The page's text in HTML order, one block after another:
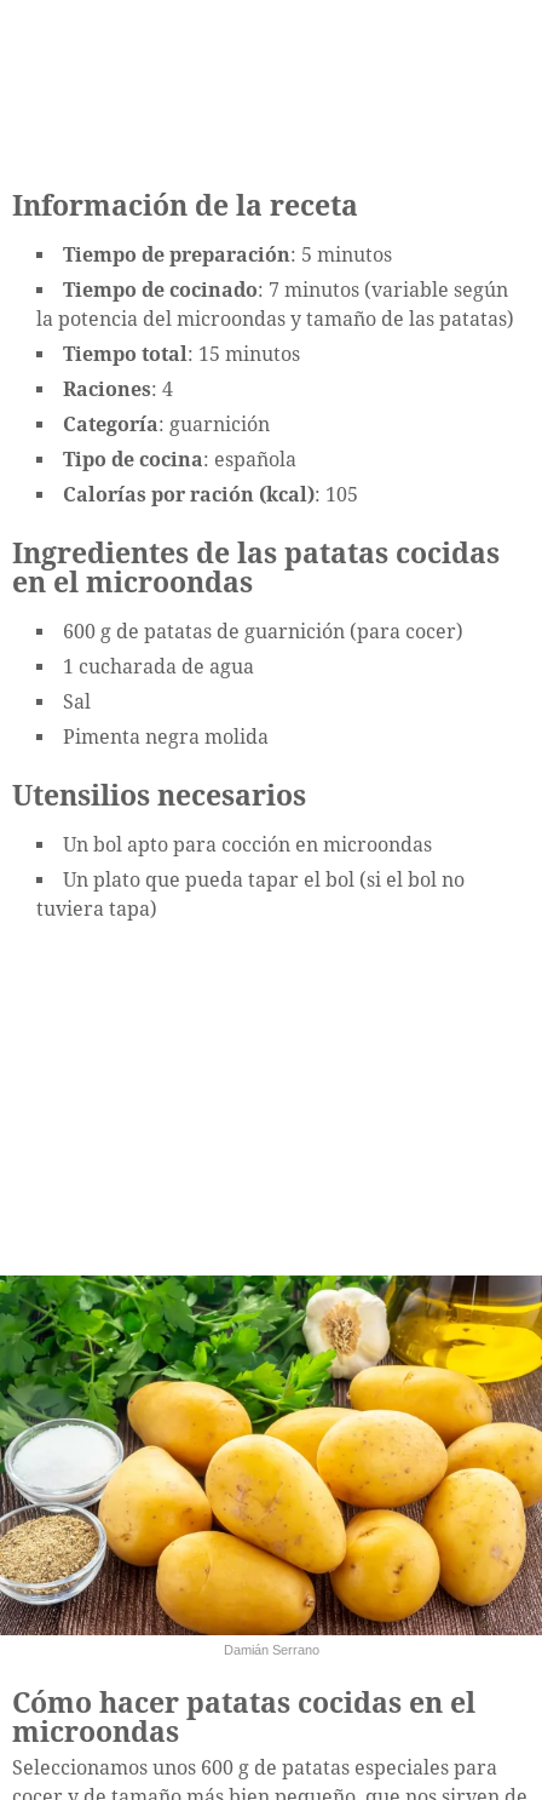
Información de la receta
Tiempo de preparación: 5 minutos
Tiempo de cocinado: 7 minutos (variable según
la potencia del microondas y tamaño de las patatas)
Tiempo total: 15 minutos
Raciones: 4
Categoría: guarnición
Tipo de cocina: española
Calorías por ración (kcal): 105
Ingredientes de las patatas cocidas
en el microondas
600 g de patatas de guarnición (para cocer)
1 cucharada de agua
Sal
Pimenta negra molida
Utensilios necesarios
Un bol apto para cocción en microondas
Un plato que pueda tapar el bol (si el bol no
tuviera tapa)
Damián Serrano
Cómo hacer patatas cocidas en el
microondas
Seleccionamos unos 600 g de patatas especiales para